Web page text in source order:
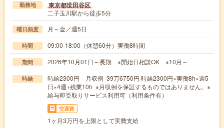
勤務地 東京都世田谷区
二子玉川駅から徒歩5分
曜日頻度 月～金／週5日
時間 09:00-18:00（休憩60分）実働8時間
期間 2026年10月01日～長期 ※開始日相談OK ※10月～
時給
時給2300円 月収例 39万6750円 時給2300円×実働8h×週5
日×4週+残業10h ※月収例を保証するものではありません。※
給与即受取りサービス利用可（利用条件有）
交通費
1ヶ月3万円を上限として実費支給